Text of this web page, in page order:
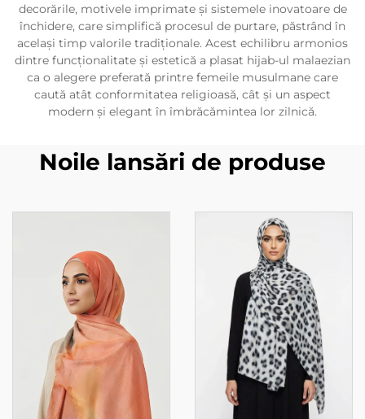
decorările, motivele imprimate și sistemele inovatoare de
închidere, care simplifică procesul de purtare, păstrând în
același timp valorile tradiționale. Acest echilibru armonios
dintre funcționalitate și estetică a plasat hijab-ul malaezian
ca o alegere preferată printre femeile musulmane care
caută atât conformitatea religioasă, cât și un aspect
modern și elegant în îmbrăcămintea lor zilnică.
Noile lansări de produse